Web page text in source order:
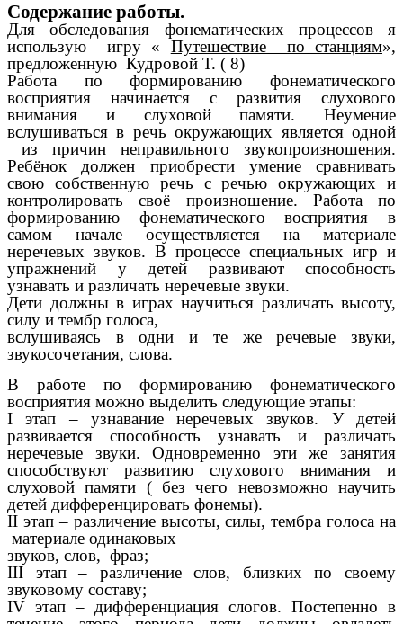
Содержание работы.
Для обследования фонематических процессов я
использую игру « Путешествие по станциям»,
предложенную Кудровой Т. ( 8)
Работа по формированию фонематического
восприятия начинается с развития слухового
внимания и слуховой памяти. Неумение
вслушиваться в речь окружающих является одной
из причин неправильного звукопроизношения.
Ребёнок должен приобрести умение сравнивать
свою собственную речь с речью окружающих и
контролировать своё произношение. Работа по
формированию фонематического восприятия в
самом начале осуществляется на материале
неречевых звуков. В процессе специальных игр и
упражнений у детей развивают способность
узнавать и различать неречевые звуки.
Дети должны в играх научиться различать высоту,
силу и тембр голоса,
вслушиваясь в одни и те же речевые звуки,
звукосочетания, слова.
В работе по формированию фонематического
восприятия можно выделить следующие этапы:
I этап – узнавание неречевых звуков. У детей
развивается способность узнавать и различать
неречевые звуки. Одновременно эти же занятия
способствуют развитию слухового внимания и
слуховой памяти ( без чего невозможно научить
детей дифференцировать фонемы).
II этап – различение высоты, силы, тембра голоса на
материале одинаковых
звуков, слов, фраз;
III этап – различение слов, близких по своему
звуковому составу;
IV этап – дифференциация слогов. Постепенно в